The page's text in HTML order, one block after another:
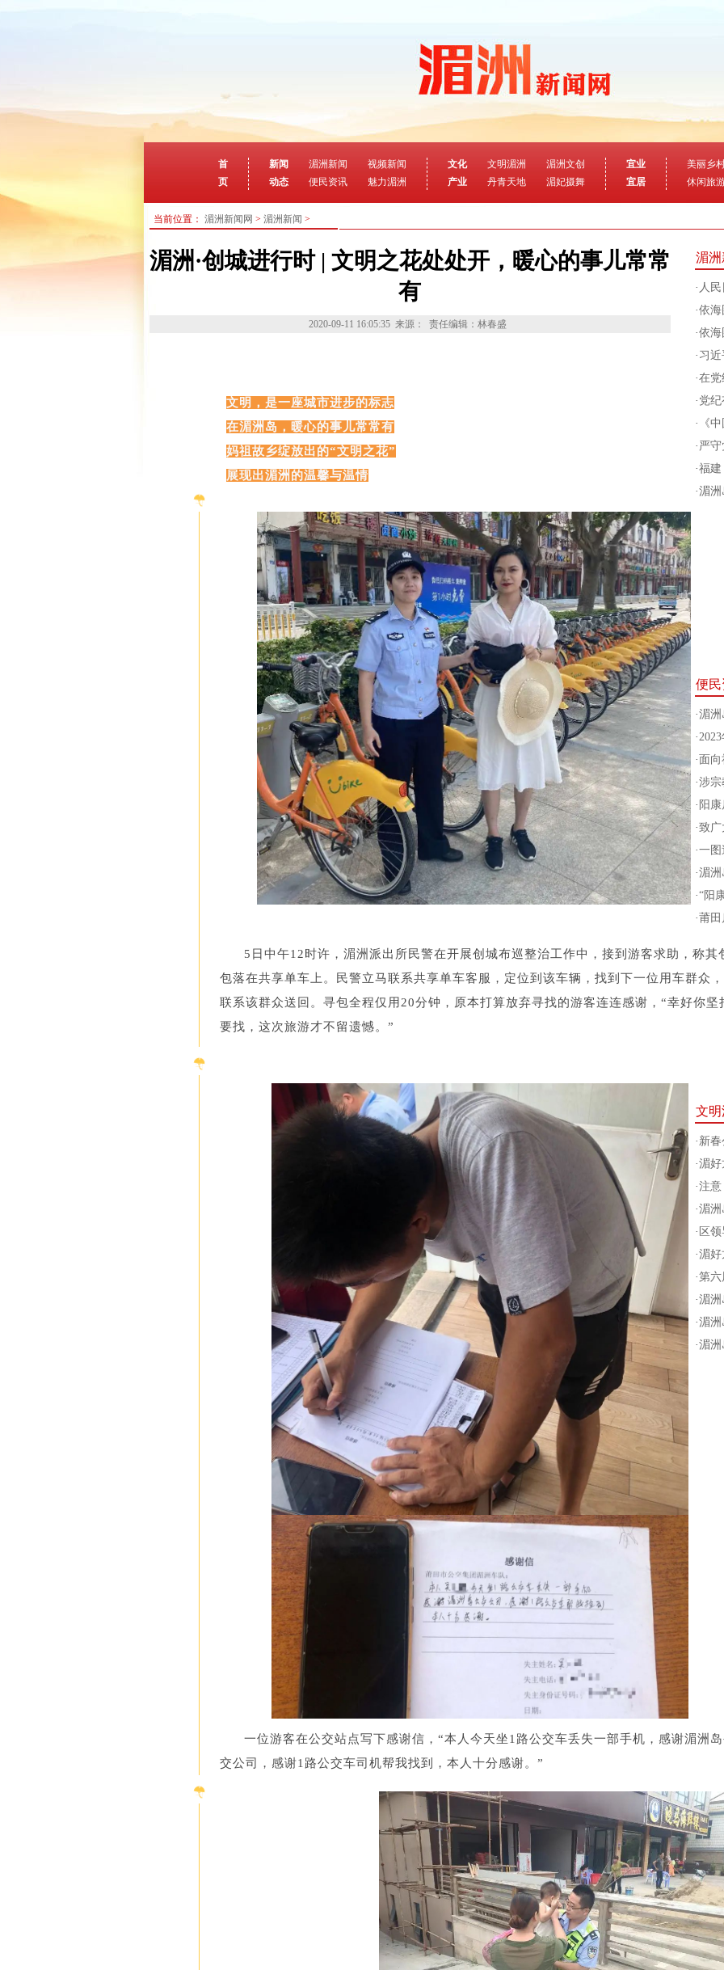
首
页
新闻
动态
湄洲新闻
便民资讯
视频新闻
魅力湄洲
文化
产业
文明湄洲
丹青天地
湄洲文创
湄妃摄舞
宜业
宜居
美丽乡
休闲旅
当前位置： 湄洲新闻网 > 湄洲新闻 >
湄洲·创城进行时 | 文明之花处处开，暖心的事儿常常
有
2020-09-11 16:05:35 来源： 责任编辑：林春盛
文明，是一座城市进步的标志
在湄洲岛，暖心的事儿常常有
妈祖故乡绽放出的“文明之花”
展现出湄洲的温馨与温情
5日中午12时许，湄洲派出所民警在开展创城布巡整治工作中，接到游客求助，称其
包落在共享单车上。民警立马联系共享单车客服，定位到该车辆，找到下一位用车群众
联系该群众送回。寻包全程仅用20分钟，原本打算放弃寻找的游客连连感谢，“幸好你坚
要找，这次旅游才不留遗憾。”
一位游客在公交站点写下感谢信，“本人今天坐1路公交车丢失一部手机，感谢湄洲
交公司，感谢1路公交车司机帮我找到，本人十分感谢。”
湄洲
· 人
·依
·依
· 习
·在党
· 党纪
· 《
· 严
·福建
·湄洲
便民
·湄洲
·
· 面
·涉宗
· 阳
·致广
·一图
·湄洲
·“阳
·莆田
文明
· 新
·湄好
·注意
·湄洲
· 区
·湄好
·第六
·湄洲
·湄洲
·湄洲